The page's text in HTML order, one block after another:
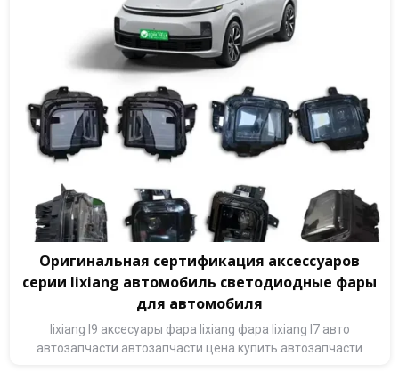
Оригинальная сертификация аксессуаров
серии lixiang автомобиль светодиодные фары
для автомобиля
lixiang l9 аксесуары фара lixiang фара lixiang l7 авто
автозапчасти автозапчасти цена купить автозапчасти